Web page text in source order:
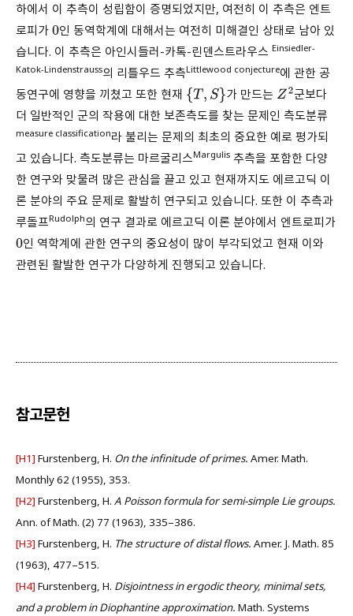
하에서 이 추측이 성립함이 증명되었지만, 여전히 이 추측은 엔트
로피가 0인 동역학계에 대해서는 여전히 미해결인 상태로 남아 있
습니다. 이 추측은 아인시들러-카톡-린덴스트라우스 Einsiedler-
Katok-Lindenstrauss의 리틀우드 추측Littlewood conjecture에 관한 공
동연구에 영향을 끼쳤고 또한 현재 {T,S } 가 만드는 Z2 군보다
더 일반적인 군의 작용에 대한 보존측도를 찾는 문제인 측도분류
measure classification라 불리는 문제의 최초의 중요한 예로 평가되
고 있습니다. 측도분류는 마르굴리스Margulis 추측을 포함한 다양
한 연구와 맞물려 많은 관심을 끌고 있고 현재까지도 에르고딕 이
론 분야의 주요 문제로 활발히 연구되고 있습니다. 또한 이 추측과
루돌프Rudolph의 연구 결과로 에르고딕 이론 분야에서 엔트로피가
0인 역학계에 관한 연구의 중요성이 많이 부각되었고 현재 이와
관련된 활발한 연구가 다양하게 진행되고 있습니다.
참고문헌
[H1] Furstenberg, H. On the infinitude of primes. Amer. Math.
Monthly 62 (1955), 353.
[H2] Furstenberg, H. A Poisson formula for semi-simple Lie groups.
Ann. of Math. (2) 77 (1963), 335–386.
[H3] Furstenberg, H. The structure of distal flows. Amer. J. Math. 85
(1963), 477–515.
[H4] Furstenberg, H. Disjointness in ergodic theory, minimal sets,
and a problem in Diophantine approximation. Math. Systems